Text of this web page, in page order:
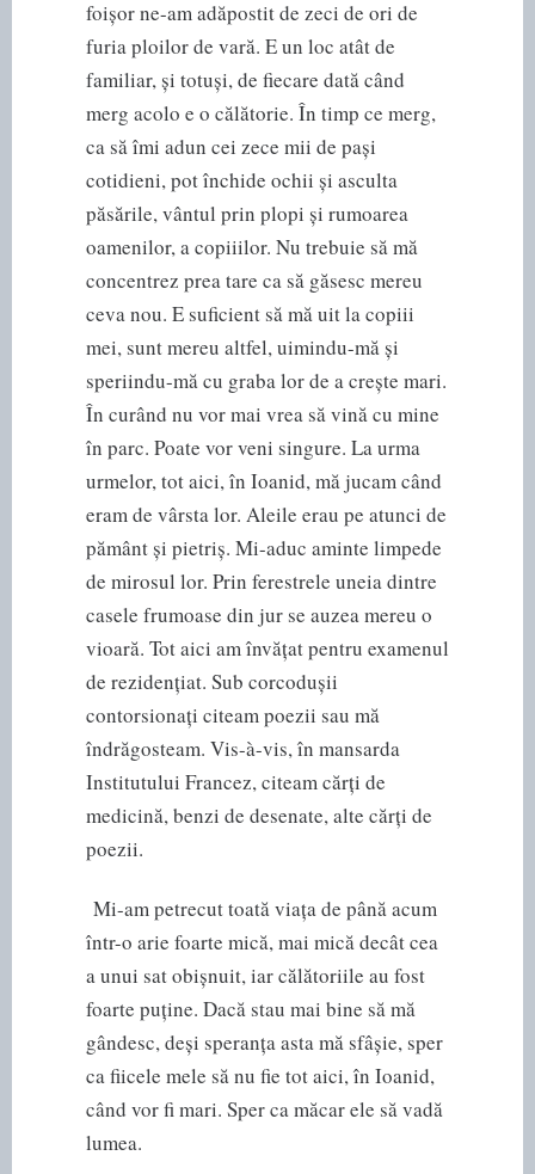
foișor ne-am adăpostit de zeci de ori de
furia ploilor de vară. E un loc atât de
familiar, și totuși, de fiecare dată când
merg acolo e o călătorie. În timp ce merg,
ca să îmi adun cei zece mii de pași
cotidieni, pot închide ochii și asculta
păsările, vântul prin plopi și rumoarea
oamenilor, a copiiilor. Nu trebuie să mă
concentrez prea tare ca să găsesc mereu
ceva nou. E suficient să mă uit la copiii
mei, sunt mereu altfel, uimindu-mă și
speriindu-mă cu graba lor de a crește mari.
În curând nu vor mai vrea să vină cu mine
în parc. Poate vor veni singure. La urma
urmelor, tot aici, în Ioanid, mă jucam când
eram de vârsta lor. Aleile erau pe atunci de
pământ și pietriș. Mi-aduc aminte limpede
de mirosul lor. Prin ferestrele uneia dintre
casele frumoase din jur se auzea mereu o
vioară. Tot aici am învățat pentru examenul
de rezidențiat. Sub corcodușii
contorsionați citeam poezii sau mă
îndrăgosteam. Vis-à-vis, în mansarda
Institutului Francez, citeam cărți de
medicină, benzi de desenate, alte cărți de
poezii.
Mi-am petrecut toată viața de până acum
într-o arie foarte mică, mai mică decât cea
a unui sat obișnuit, iar călătoriile au fost
foarte puține. Dacă stau mai bine să mă
gândesc, deși speranța asta mă sfâșie, sper
ca fiicele mele să nu fie tot aici, în Ioanid,
când vor fi mari. Sper ca măcar ele să vadă
lumea.